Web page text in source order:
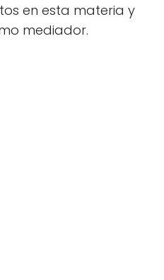
en esta materia y
mediador.